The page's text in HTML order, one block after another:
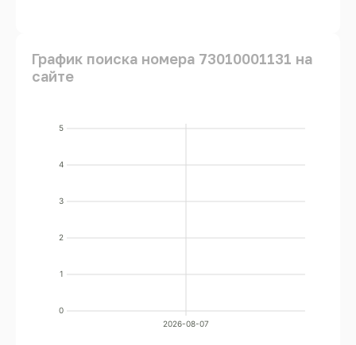
График поиска номера 73010001131 на
сайте
0
1
2
3
4
5
2026-08-07